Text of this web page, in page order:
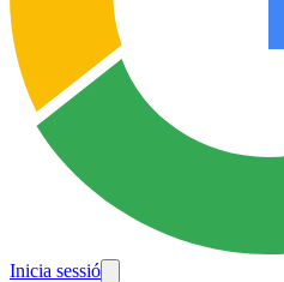
Inicia sessió